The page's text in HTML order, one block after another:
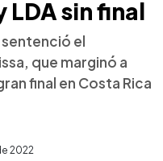
LDA sin final
el
que marginó a
final en Costa Rica
2022